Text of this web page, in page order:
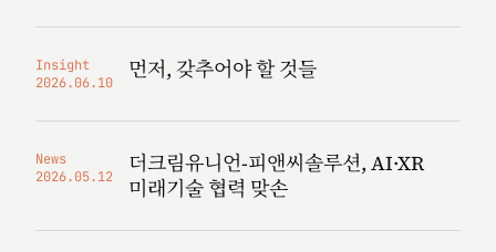
Insight
2026.06.10
먼저, 갖추어야 할 것들
News
2026.05.12
더크림유니언-피앤씨솔루션, AI·XR
미래기술 협력 맞손